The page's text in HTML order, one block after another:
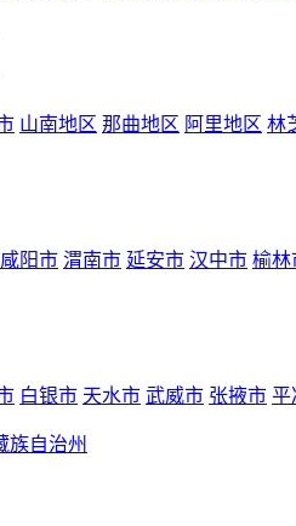
山南地区 那曲地区 阿里地区 林
咸阳市 渭南市 延安市 汉中市 榆林
白银市 天水市 武威市 张掖市 平
族自治州